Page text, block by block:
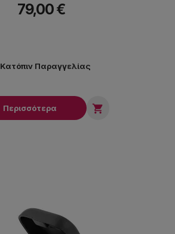
79,00 €
Κατόπιν Παραγγελίας
Περισσότερα 